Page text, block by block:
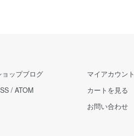
ョップブログ
/ ATOM
マイアカウント
カートを見る
お問い合わせ